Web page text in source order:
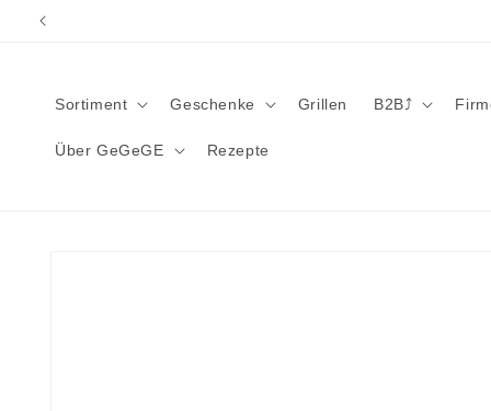
zum
Sortiment Geschenke Grillen B2B⤴︎
Über GeGeGE Rezepte